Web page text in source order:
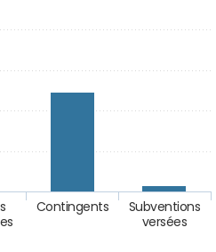
Contingents
Subventions
versées